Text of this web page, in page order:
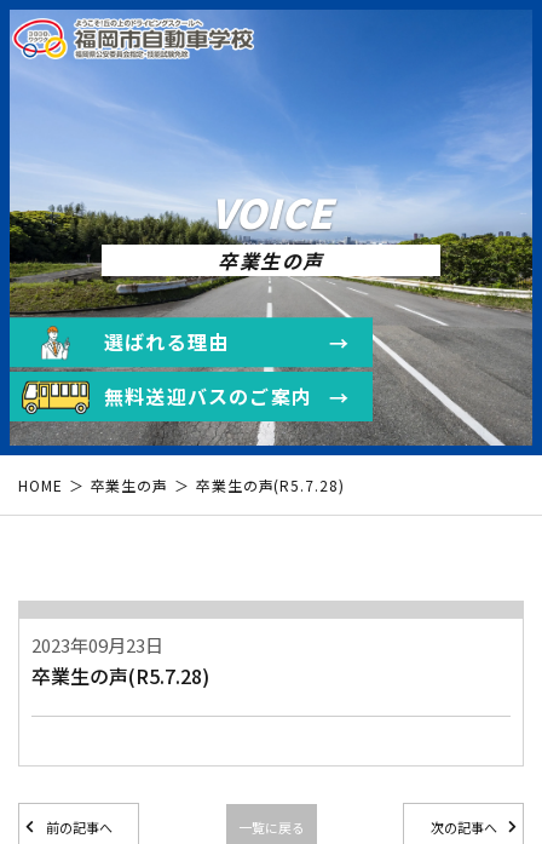
VOICE
卒業生の声
無料送迎バスのご案内
選ばれる理由
HOME 卒業生の声 卒業生の声(R5.7.28)
2023年09月23日
卒業生の声(R5.7.28)
前の記事へ 一覧に戻る 次の記事へ